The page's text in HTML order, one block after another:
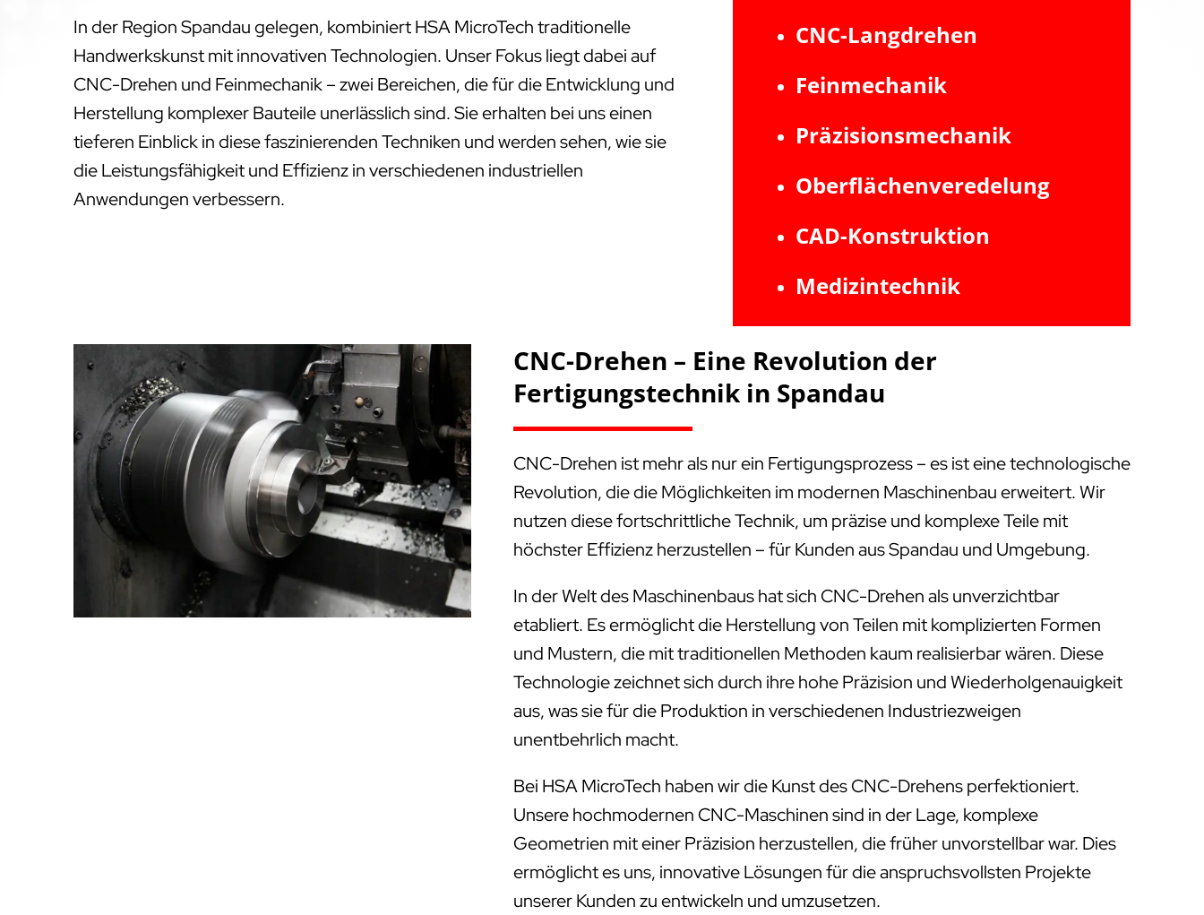
In der Region Spandau gelegen, kombiniert HSA MicroTech traditionelle
Handwerkskunst mit innovativen Technologien. Unser Fokus liegt dabei auf
CNC-Drehen und Feinmechanik – zwei Bereichen, die für die Entwicklung und
Herstellung komplexer Bauteile unerlässlich sind. Sie erhalten bei uns einen
tieferen Einblick in diese faszinierenden Techniken und werden sehen, wie sie
die Leistungsfähigkeit und Effizienz in verschiedenen industriellen
Anwendungen verbessern.
CNC-Langdrehen
Feinmechanik
Präzisionsmechanik
Oberflächenveredelung
CAD-Konstruktion
Medizintechnik
CNC-Drehen – Eine Revolution der
Fertigungstechnik in Spandau
CNC-Drehen ist mehr als nur ein Fertigungsprozess – es ist eine technologische
Revolution, die die Möglichkeiten im modernen Maschinenbau erweitert. Wir
nutzen diese fortschrittliche Technik, um präzise und komplexe Teile mit
höchster Effizienz herzustellen – für Kunden aus Spandau und Umgebung.
In der Welt des Maschinenbaus hat sich CNC-Drehen als unverzichtbar
etabliert. Es ermöglicht die Herstellung von Teilen mit komplizierten Formen
und Mustern, die mit traditionellen Methoden kaum realisierbar wären. Diese
Technologie zeichnet sich durch ihre hohe Präzision und Wiederholgenauigkeit
aus, was sie für die Produktion in verschiedenen Industriezweigen
unentbehrlich macht.
Bei HSA MicroTech haben wir die Kunst des CNC-Drehens perfektioniert.
Unsere hochmodernen CNC-Maschinen sind in der Lage, komplexe
Geometrien mit einer Präzision herzustellen, die früher unvorstellbar war. Dies
ermöglicht es uns, innovative Lösungen für die anspruchsvollsten Projekte
unserer Kunden zu entwickeln und umzusetzen.